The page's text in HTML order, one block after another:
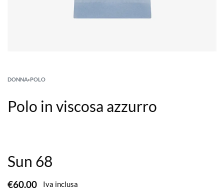
DONNA›POLO
Polo in viscosa azzurro
Sun 68
€60.00 Iva inclusa